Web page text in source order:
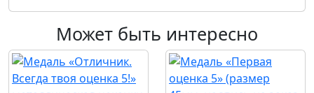
Может быть интересно